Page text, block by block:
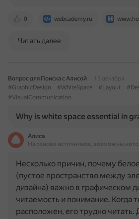
0 webcademy.ru
Читать далее
Вопрос для Поиска с Алисой
13 декабря
#GraphicDesign
#WhiteSpace #Layout
#VisualCommunication
Why is white space essential in
Алиса
На основе источников, возможны
Несколько причин, почему
(пустое пространство между
дизайна) важно в графическом
читаемость и понимание. Когда
расположен, его трудно читать.